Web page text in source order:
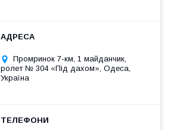
Промринок 7-км, 1 майданчик,
ролет № 304 «Під дахом», Одеса,
Україна